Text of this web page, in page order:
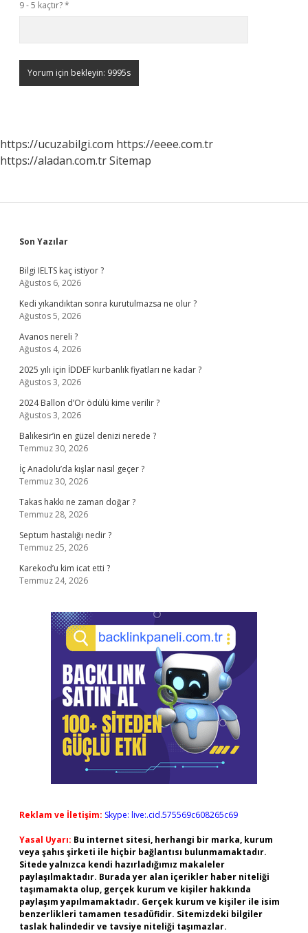
9 - 5 kaçtır?*
https://ucuzabilgi.com https://eeee.com.tr
https://aladan.com.trSitemap
Sidebar
Son Yazılar
Bilgi IELTS kaç istiyor ?
Ağustos 6, 2026
Kedi yıkandıktan sonra kurutulmazsa ne olur ?
Ağustos 5, 2026
Avanos nereli ?
Ağustos 4, 2026
2025 yılı için İDDEF kurbanlık fiyatları ne kadar ?
Ağustos 3, 2026
2024 Ballon d’Or ödülü kime verilir ?
Ağustos 3, 2026
Balıkesir’in en güzel denizi nerede ?
Temmuz 30, 2026
İç Anadolu’da kışlar nasıl geçer ?
Temmuz 30, 2026
Takas hakkı ne zaman doğar ?
Temmuz 28, 2026
Septum hastalığı nedir ?
Temmuz 25, 2026
Karekod’u kim icat etti ?
Temmuz 24, 2026
Reklam ve İletişim: Skype: live:.cid.575569c608265c69
Yasal Uyarı: Bu internet sitesi, herhangi bir marka, kurum
veya şahıs şirketi ile hiçbir bağlantısı bulunmamaktadır.
Sitede yalnızca kendi hazırladığımız makaleler
paylaşılmaktadır. Burada yer alan içerikler haber niteliği
taşımamakta olup, gerçek kurum ve kişiler hakkında
paylaşım yapılmamaktadır. Gerçek kurum ve kişiler ile isim
benzerlikleri tamamen tesadüfidir. Sitemizdeki bilgiler
taslak halindedir ve tavsiye niteliği taşımazlar.